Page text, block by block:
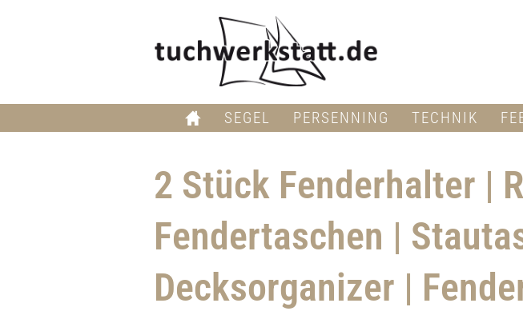
SEGEL PERSENNING TECHNIK
2 Stück Fenderhalter |
Fendertaschen |
Decksorganizer |